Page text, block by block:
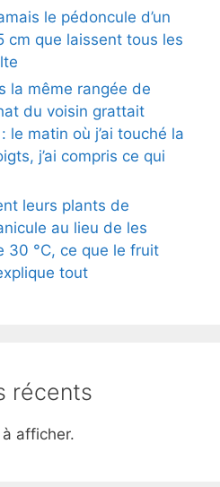
le pédoncule d’un
cm que laissent tous les
la même rangée de
du voisin grattait
le matin où j’ai touché la
j’ai compris ce qui
leurs plants de
au lieu de les
30 °C, ce que le fruit
tout
récents
afficher.